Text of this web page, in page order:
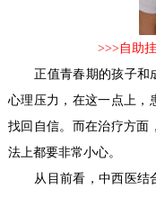
>>>自助
正值青春期的孩子和
心理压力，在这一点上，
找回自信。而在治疗方面
法上都要非常小心。
从目前看，中西医结